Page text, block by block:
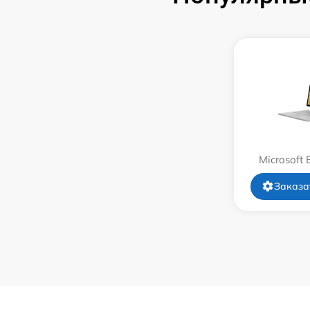
Замена системы охлаждения
Microsoft